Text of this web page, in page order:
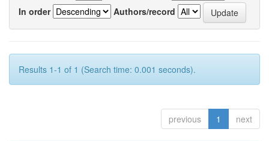
In order
Authors/record
Results 1-1 of 1 (Search time: 0.001 seconds).
previous 1 next